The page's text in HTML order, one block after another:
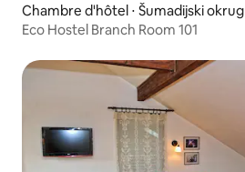
Chambre d'hôtel ⋅ Šumadijski okrug
Eco Hostel Branch Room 101